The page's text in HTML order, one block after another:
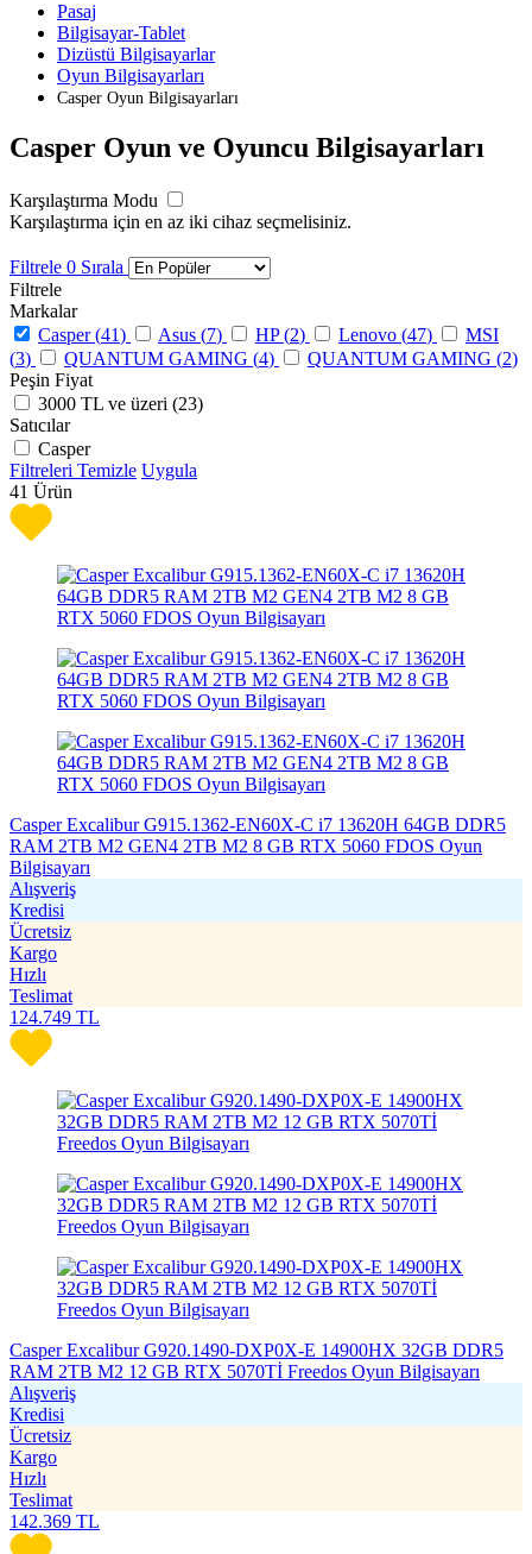
Pasaj
Bilgisayar-Tablet
Dizüstü Bilgisayarlar
Oyun Bilgisayarları
Casper Oyun Bilgisayarları
Casper Oyun ve Oyuncu Bilgisayarları
Karşılaştırma Modu
Karşılaştırma için en az iki cihaz seçmelisiniz.
Filtrele 0 Sırala
Filtrele
Markalar
Casper (41) Asus (7) HP (2) Lenovo (47)
MSI
(3) QUANTUM GAMING (4) QUANTUM GAMING (2)
Peşin Fiyat
3000 TL ve üzeri (23)
Satıcılar
Casper
Filtreleri Temizle Uygula
41 Ürün
Casper Excalibur G915.1362-EN60X-C i7 13620H 64GB DDR5
RAM 2TB M2 GEN4 2TB M2 8 GB RTX 5060 FDOS Oyun
Bilgisayarı
Alışveriş
Kredisi
Ücretsiz
Kargo
Hızlı
Teslimat
124.749 TL
Casper Excalibur G920.1490-DXP0X-E 14900HX 32GB DDR5
RAM 2TB M2 12 GB RTX 5070Tİ Freedos Oyun Bilgisayarı
Alışveriş
Kredisi
Ücretsiz
Kargo
Hızlı
Teslimat
142.369 TL